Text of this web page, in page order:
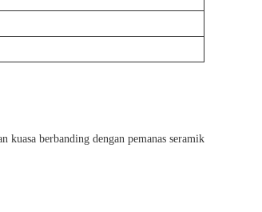
berbanding dengan pemanas seramik